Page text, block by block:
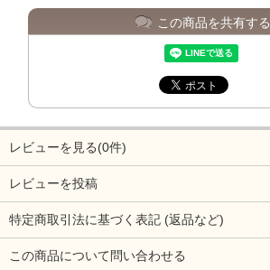
この商品を共有する
レビューを見る(0件)
レビューを投稿
特定商取引法に基づく表記 (返品など)
この商品について問い合わせる